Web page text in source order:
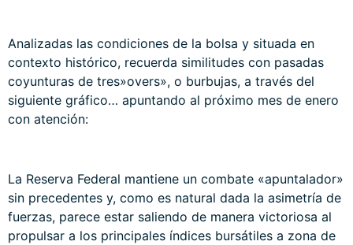
Analizadas las condiciones de la bolsa y situada en
contexto histórico, recuerda similitudes con pasadas
coyunturas de tres»overs», o burbujas, a través del
siguiente gráfico… apuntando al próximo mes de enero
con atención:
La Reserva Federal mantiene un combate «apuntalador»
sin precedentes y, como es natural dada la asimetría de
fuerzas, parece estar saliendo de manera victoriosa al
propulsar a los principales índices bursátiles a zona de